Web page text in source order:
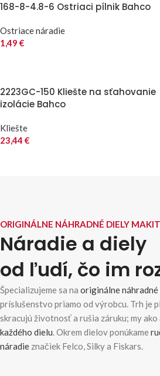
168-8-4.8-6 Ostriaci pílnik Bahco
Ostriace náradie
1,49 €
2223GC-150 Kliešte na sťahovanie
izolácie Bahco
Kliešte
23,44 €
ORIGINÁLNE NÁHRADNÉ DIELY
Náradie a diely
od ľudí, čo im
Špecializujeme sa na originálne
príslušenstvo priamo od výrobcu. Trh je
skracujú životnosť a rušia záruku; my
každého dielu. Okrem dielov ponúkame
náradie značiek Felco, Silky a Fiskars.